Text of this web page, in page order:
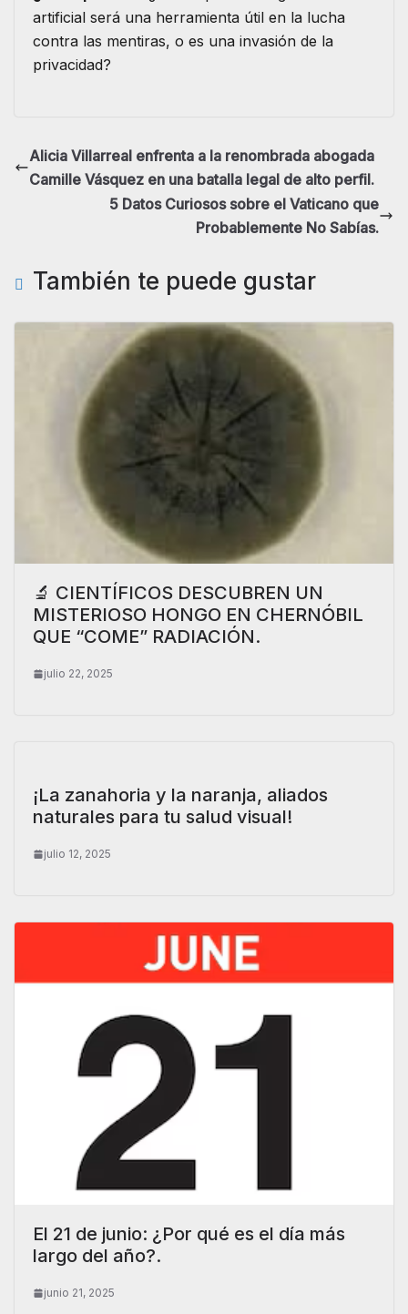
artificial será una herramienta útil en la lucha
contra las mentiras, o es una invasión de la
privacidad?
Alicia Villarreal enfrenta a la renombrada abogada
Camille Vásquez en una batalla legal de alto perfil.
5 Datos Curiosos sobre el Vaticano que
Probablemente No Sabías.
También te puede gustar
🔬 CIENTÍFICOS DESCUBREN UN
MISTERIOSO HONGO EN CHERNÓBIL
QUE “COME” RADIACIÓN.
julio 22, 2025
¡La zanahoria y la naranja, aliados
naturales para tu salud visual!
julio 12, 2025
El 21 de junio: ¿Por qué es el día más
largo del año?.
junio 21, 2025